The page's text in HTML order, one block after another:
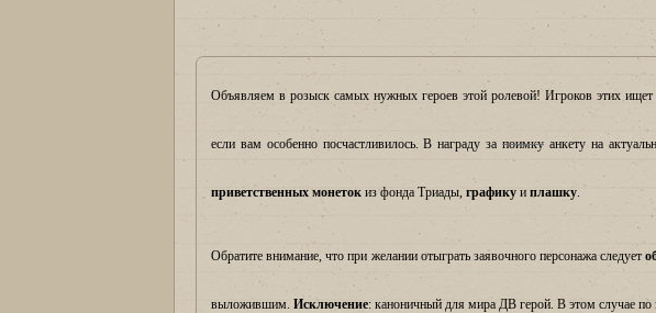
Объявляем в розыск самых нужных героев этой ролевой! Игроков этих
если вам особенно посчастливилось. В награду запоимку анкету на
приветственных монеток из фонда Триады, графику и плашку.
Обратите внимание, что при желании отыграть заявочного персонажа следует
выложившим. Исключение: каноничный для мира ДВ герой. В этом случае по